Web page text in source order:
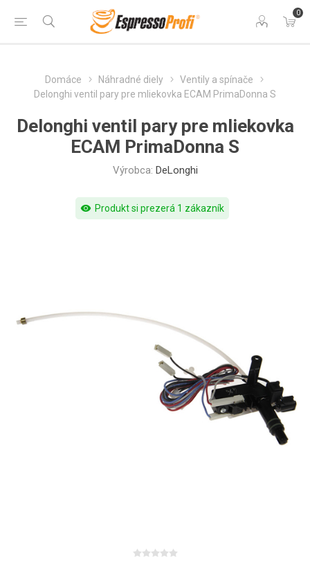
0
Domáce Náhradné diely
Ventily a spínače
Delonghi ventil pary pre mliekovka ECAM PrimaDonna S
Delonghi ventil pary pre mliekovka
ECAM PrimaDonna S
Výrobca: DeLonghi
visibility Produkt si prezerá 1 zákazník